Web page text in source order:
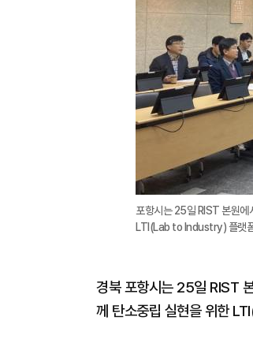
포항시는 25일 RIST 본원에
LTI(Lab to Industry) 플랫
경북 포항시는 25일 RIST
께 탄소중립 실현을 위한